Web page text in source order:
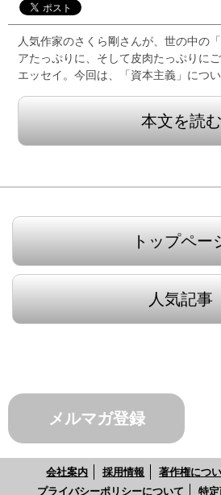
人気作家のさくら剛さんが、世の中の
アたっぷりに、そして皮肉たっぷりに
エッセイ。今回は、「資本主義」につ
本文を読む
トップペー
人気記事
メルマガ登録
会社案内 採用情報 著作権につ
プライバシーポリシーについて
特